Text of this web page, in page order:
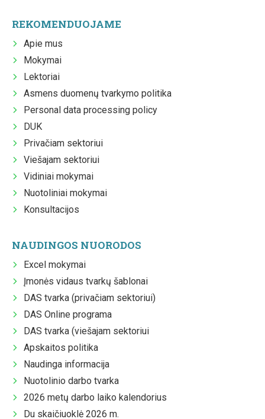
REKOMENDUOJAME
Apie mus
Mokymai
Lektoriai
Asmens duomenų tvarkymo politika
Personal data processing policy
DUK
Privačiam sektoriui
Viešajam sektoriui
Vidiniai mokymai
Nuotoliniai mokymai
Konsultacijos
NAUDINGOS NUORODOS
Excel mokymai
Įmonės vidaus tvarkų šablonai
DAS tvarka (privačiam sektoriui)
DAS Online programa
DAS tvarka (viešajam sektoriui
Apskaitos politika
Naudinga informacija
Nuotolinio darbo tvarka
2026 metų darbo laiko kalendorius
Du skaičiuoklė 2026 m.